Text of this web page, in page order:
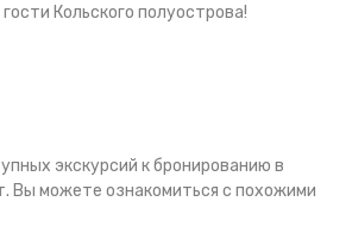
Кольского полуострова!
экскурсий к бронированию в
Вы можете ознакомиться с похожими